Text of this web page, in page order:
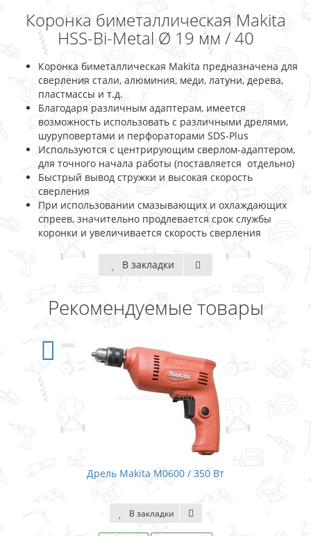
Коронка биметаллическая Makita
HSS-Bi-Metal Ø 19 мм / 40
Коронка биметаллическая Makita предназначена для
сверления стали, алюминия, меди, латуни, дерева,
пластмассы и т.д.
Благодаря различным адаптерам, имеется
возможность использовать с различными дрелями,
шуруповертами и перфораторами SDS-Plus
Используются с центрирующим сверлом-адаптером,
для точного начала работы (поставляется отдельно)
Быстрый вывод стружки и высокая скорость
сверления
При использовании смазывающих и охлаждающих
спреев, значительно продлевается срок службы
коронки и увеличивается скорость сверления
В закладки
Рекомендуемые товары
Дрель Makita M0600 / 350 Вт
В закладки